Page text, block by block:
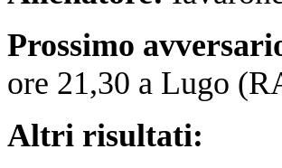
Prossimo
ore 21,30 a Lugo
Altri risultati: